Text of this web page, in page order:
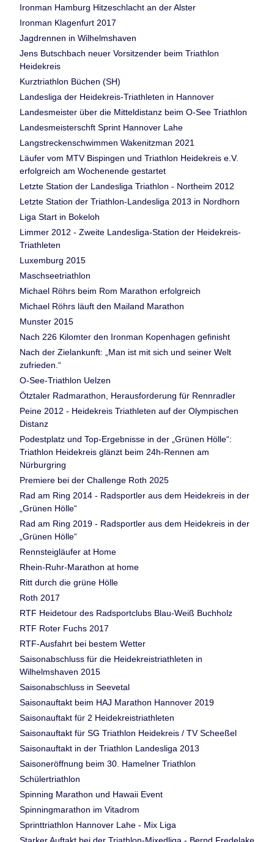
Ironman Hamburg Hitzeschlacht an der Alster
Ironman Klagenfurt 2017
Jagdrennen in Wilhelmshaven
Jens Butschbach neuer Vorsitzender beim Triathlon
Heidekreis
Kurztriathlon Büchen (SH)
Landesliga der Heidekreis-Triathleten in Hannover
Landesmeister über die Mitteldistanz beim O-See Triathlon
Landesmeisterschft Sprint Hannover Lahe
Langstreckenschwimmen Wakenitzman 2021
Läufer vom MTV Bispingen und Triathlon Heidekreis e.V.
erfolgreich am Wochenende gestartet
Letzte Station der Landesliga Triathlon - Northeim 2012
Letzte Station der Triathlon-Landesliga 2013 in Nordhorn
Liga Start in Bokeloh
Limmer 2012 - Zweite Landesliga-Station der Heidekreis-
Triathleten
Luxemburg 2015
Maschseetriathlon
Michael Röhrs beim Rom Marathon erfolgreich
Michael Röhrs läuft den Mailand Marathon
Munster 2015
Nach 226 Kilomter den Ironman Kopenhagen gefinisht
Nach der Zielankunft: „Man ist mit sich und seiner Welt
zufrieden.“
O-See-Triathlon Uelzen
Ötztaler Radmarathon, Herausforderung für Rennradler
Peine 2012 - Heidekreis Triathleten auf der Olympischen
Distanz
Podestplatz und Top-Ergebnisse in der „Grünen Hölle“:
Triathlon Heidekreis glänzt beim 24h-Rennen am
Nürburgring
Premiere bei der Challenge Roth 2025
Rad am Ring 2014 - Radsportler aus dem Heidekreis in der
„Grünen Hölle“
Rad am Ring 2019 - Radsportler aus dem Heidekreis in der
„Grünen Hölle“
Rennsteigläufer at Home
Rhein-Ruhr-Marathon at home
Ritt durch die grüne Hölle
Roth 2017
RTF Heidetour des Radsportclubs Blau-Weiß Buchholz
RTF Roter Fuchs 2017
RTF-Ausfahrt bei bestem Wetter
Saisonabschluss für die Heidekreistriathleten in
Wilhelmshaven 2015
Saisonabschluss in Seevetal
Saisonauftakt beim HAJ Marathon Hannover 2019
Saisonauftakt für 2 Heidekreistriathleten
Saisonauftakt für SG Triathlon Heidekreis / TV Scheeßel
Saisonauftakt in der Triathlon Landesliga 2013
Saisoneröffnung beim 30. Hamelner Triathlon
Schülertriathlon
Spinning Marathon und Hawaii Event
Spinningmarathon im Vitadrom
Sprinttriathlon Hannover Lahe - Mix Liga
Starker Auftakt bei der Triathlon-Mixedliga - Bernd Fredelake